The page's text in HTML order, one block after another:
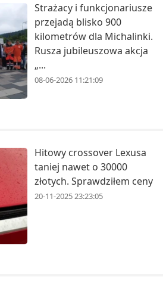
Strażacy i funkcjonariusze
przejadą blisko 900
kilometrów dla Michalinki.
Rusza jubileuszowa akcja
„...
08-06-2026 11:21:09
Hitowy crossover Lexusa
taniej nawet o 30000
złotych. Sprawdziłem ceny
20-11-2025 23:23:05